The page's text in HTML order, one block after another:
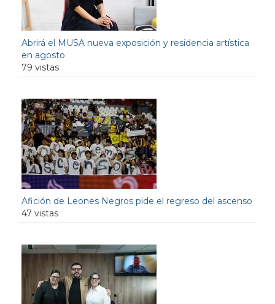
Abrirá el MUSA nueva exposición y residencia artística
en agosto
79 vistas
Afición de Leones Negros pide el regreso del ascenso
47 vistas